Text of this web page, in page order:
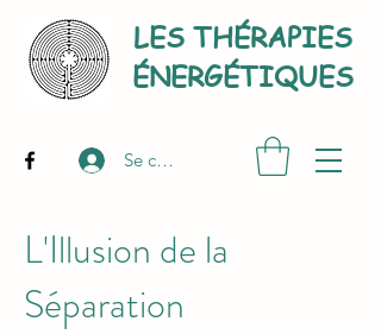
Se connecter
LES THÉRAPIES
ÉNERGÉTIQUES
L'Illusion de la
Séparation